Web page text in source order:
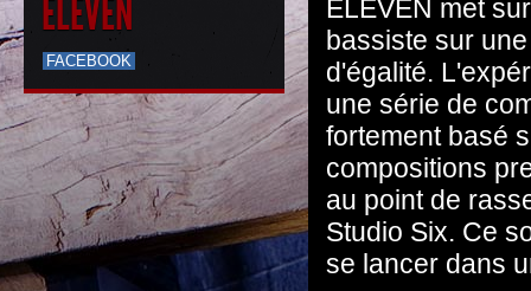
ELEVEN
FACEBOOK
ELEVEN met
bassiste sur
d'égalité.
une série de
fortement basé
compositions
au point de
Studio Six. Ce
se lancer dans